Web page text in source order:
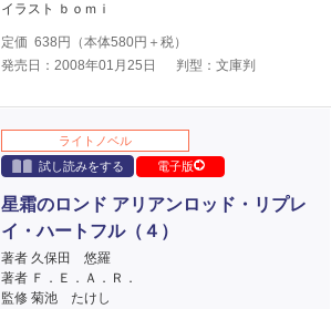
イラスト ｂｏｍｉ
定価 638 円（本体580円＋税）
発売日：2008年01月25日
判型：文庫判
ライトノベル
試し読みをする
電子版
星霜のロンド アリアンロッド・リプレ
イ・ハートフル（４）
著者 久保田 悠羅
著者 Ｆ．Ｅ．Ａ．Ｒ．
監修 菊池 たけし